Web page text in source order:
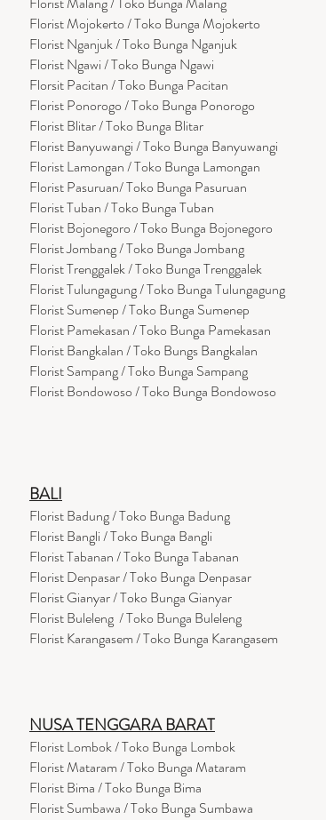
Florist Mojokerto / Toko Bunga Mojokerto
Florist Nganjuk / Toko Bunga Nganjuk
Florist Ngawi /Toko Bunga Ngawi
Florsit Pacitan / Toko Bunga Pacitan
Florist Ponorogo / Toko Bunga Ponorogo
Florist Blitar / Toko Bunga Blitar
Florist Banyuwangi / Toko Bunga Banyuwangi
Florist Lamongan / Toko Bunga Lamongan
Florist Pasuruan/ Toko Bunga Pasuruan
Florist Tuban / Toko Bunga Tuban
Florist Bojonegoro / Toko Bunga Bojonegoro
Florist Jombang / Toko Bunga Jombang
Florist Trenggalek / Toko Bunga Trenggalek
Florist Tulungagung / Toko Bunga Tulungagung
Florist Sumenep / Toko Bunga Sumenep
Florist Pamekasan / Toko Bunga Pamekasan
Florist Bangkalan / Toko Bungs Bangkalan
Florist Sampang / Toko Bunga Sampang
Florist Bondowoso / Toko Bunga Bondowoso
BALI
Florist Badung / Toko Bunga Badung
Florist Bangli / Toko Bunga Bangli
FloristTabanan/ Toko Bunga Tabanan
Florist Denpasar / Toko Bunga Denpasar
Florist Gianyar / Toko Bunga Gianyar
Florist Buleleng / Toko Bunga Buleleng
Florist Karangasem / Toko Bunga Karangasem
NUSA TENGGARA BARAT
Florist Lombok / Toko Bunga Lombok
FloristMataram/ Toko Bunga Mataram
Florist Bima / Toko Bunga Bima
Florist Sumbawa / Toko Bunga Sumbawa